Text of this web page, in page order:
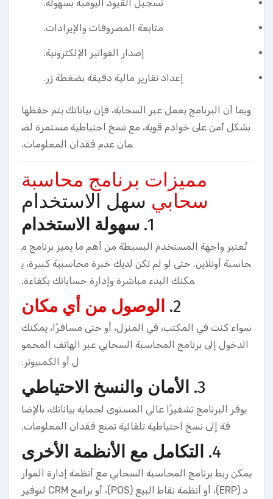
تسجيل القيود اليومية بسهولة.
متابعة المصروفات والإيرادات.
إصدار الفواتير الإلكترونية.
إعداد تقارير مالية دقيقة بضغطة زر.
وبما أن البرنامج يعمل عبر السحابة، فإن بياناتك يتم حفظها
بشكل آمن على خوادم قوية، مع نسخ احتياطية مستمرة لض
مان عدم فقدان المعلومات.
مميزات برنامج محاسبة
سحابي سهل الاستخدام
1. سهولة الاستخدام
تُعتبر واجهة المستخدم البسيطة من أهم ما يميز برنامج م
حاسبة أونلاين. حتى لو لم تكن لديك خبرة محاسبية كبيرة، ي
مكنك البدء مباشرة وإدارة حساباتك بكفاءة.
2. الوصول من أي مكان
سواء كنت في المكتب، في المنزل، أو حتى مسافرًا، يمكنك
الدخول إلى برنامج المحاسبة السحابي عبر الهاتف المحمو
ل أو الكمبيوتر.
3. الأمان والنسخ الاحتياطي
يوفر البرنامج تشفيرًا عالي المستوى لحماية بياناتك، بالإضا
فة إلى نسخ احتياطية تلقائية تمنع فقدان المعلومات.
4. التكامل مع الأنظمة الأخرى
يمكن ربط برنامج المحاسبة السحابي مع أنظمة إدارة الموار
د (ERP)، أو أنظمة نقاط البيع (POS)، أو برامج CRM لتوفير